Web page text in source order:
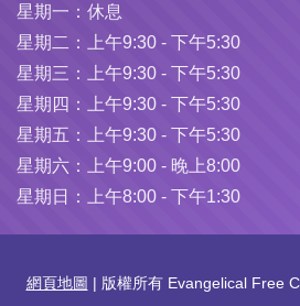
星期一： 休息
星期二：
上午9:30 - 下午5:30
星期三：
上午9:30 - 下午5:30
星期四：
上午9:30 - 下午5:30
星期五：
上午9:30 - 下午5:30
星期六：
上午9:00 - 晚上8:00
星期日：
上午8:00 - 下午1:30
網頁地圖 | 版權所有 Evangelical Free